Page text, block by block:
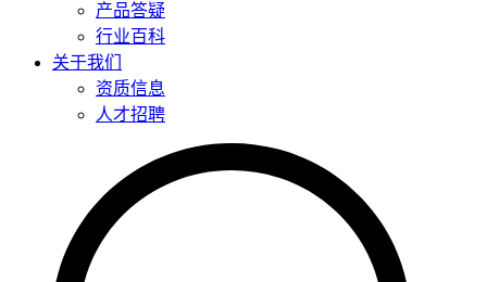
产品答疑
行业百科
关于我们
资质信息
人才招聘